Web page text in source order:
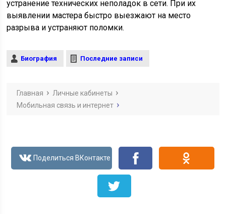
устранение технических неполадок в сети. При их
выявлении мастера быстро выезжают на место
разрыва и устраняют поломки.
Биография Последние записи
Главная
Личные кабинеты
Мобильная связь и интернет